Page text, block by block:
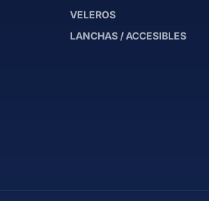
VELEROS
LANCHAS / ACCESIBLES